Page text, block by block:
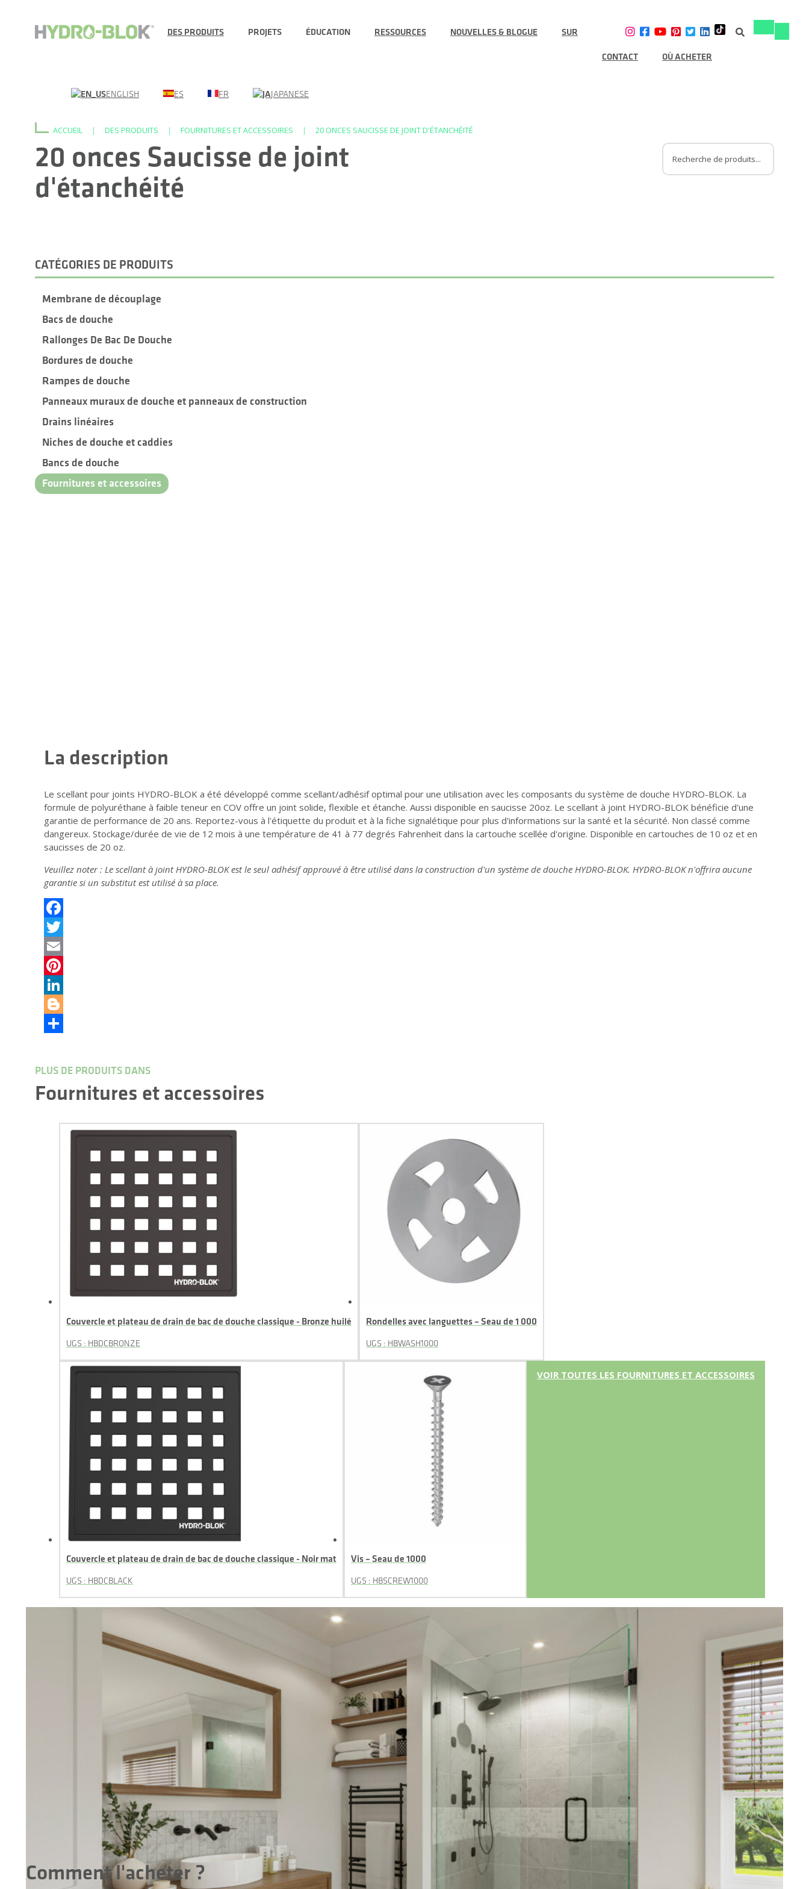
DES PRODUITS PROJETS ÉDUCATION RESSOURCES NOUVELLES & BLOGUE SUR
CONTACT OÙ ACHETER
ENGLISH ES FR JAPANESE
ACCUEIL | DES PRODUITS | FOURNITURES ET ACCESSOIRES | 20 ONCES SAUCISSE DE JOINT D'ÉTANCHÉITÉ
20 onces Saucisse de joint
d'étanchéité
CATÉGORIES DE PRODUITS
Membrane de découplage
Bacs de douche
Rallonges De Bac De Douche
Bordures de douche
Rampes de douche
Panneaux muraux de douche et panneaux de construction
Drains linéaires
Niches de douche et caddies
Bancs de douche
Fournitures et accessoires
La description
Le scellant pour joints HYDRO-BLOK a été développé comme scellant/adhésif optimal pour une utilisation avec les composants du système de douche HYDRO-BLOK. La
formule de polyuréthane à faible teneur en COV offre un joint solide, flexible et étanche. Aussi disponible en saucisse 20oz. Le scellant à joint HYDRO-BLOK bénéficie d'une
garantie de performance de 20 ans. Reportez-vous à l'étiquette du produit et à la fiche signalétique pour plus d'informations sur la santé et la sécurité. Non classé comme
dangereux. Stockage/durée de vie de 12 mois à une température de 41 à 77 degrés Fahrenheit dans la cartouche scellée d'origine. Disponible en cartouches de 10 oz et en
saucisses de 20 oz.
Veuillez noter : Le scellant à joint HYDRO-BLOK est le seul adhésif approuvé à être utilisé dans la construction d'un système de douche HYDRO-BLOK. HYDRO-BLOK n'offrira aucune
garantie si un substitut est utilisé à sa place.
Facebook
Twitter
Email
Pinterest
LinkedIn
Blogger
PLUS DE PRODUITS DANS
Fournitures et accessoires
Couvercle et plateau de drain de bac de douche classique - Bronze huilé
UGS : HBDCBRONZE
Rondelles avec languettes – Seau de 1 000
UGS : HBWASH1000
Couvercle et plateau de drain de bac de douche classique - Noir mat
UGS : HBDCBLACK
Vis – Seau de 1000
UGS : HBSCREW1000
VOIR TOUTES LES FOURNITURES ET ACCESSOIRES
Comment l'acheter ?